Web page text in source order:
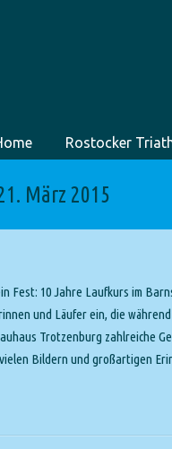
Rostocker
März 2015
Fest: 10 Jahre Laufkurs im
und Läufer ein, die
Trotzenburg zahlreiche
Bildern und großartigen